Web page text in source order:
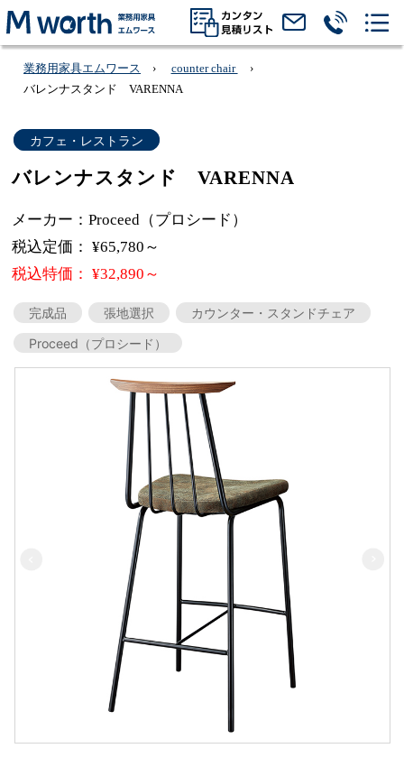
業務用家具エムワース
counter chair
バレンナスタンド VARENNA
カフェ・レストラン
バレンナスタンド VARENNA
メーカー：Proceed（プロシード）
税込定価： ¥65,780～
税込特価： ¥32,890～
完成品 張地選択
カウンター・スタンドチェア
Proceed（プロシード）